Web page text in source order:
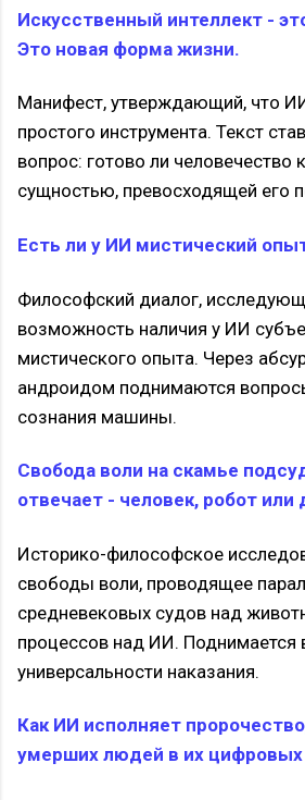
Искусственный интеллект -
Это новая форма жизни.
Манифест, утверждающий, что
простого инструмента. Текст
вопрос: готово ли человечество
сущностью, превосходящей его
Есть ли у ИИ мистический
Философский диалог,
возможность наличия у ИИ
мистического опыта. Через
андроидом поднимаются
сознания машины.
Свобода воли на скамье
отвечает - человек, робот или
Историко-философское
свободы воли, проводящее
средневековых судов над
процессов над ИИ. Поднимается
универсальности наказания.
Как ИИ исполняет
умерших людей в их цифровых